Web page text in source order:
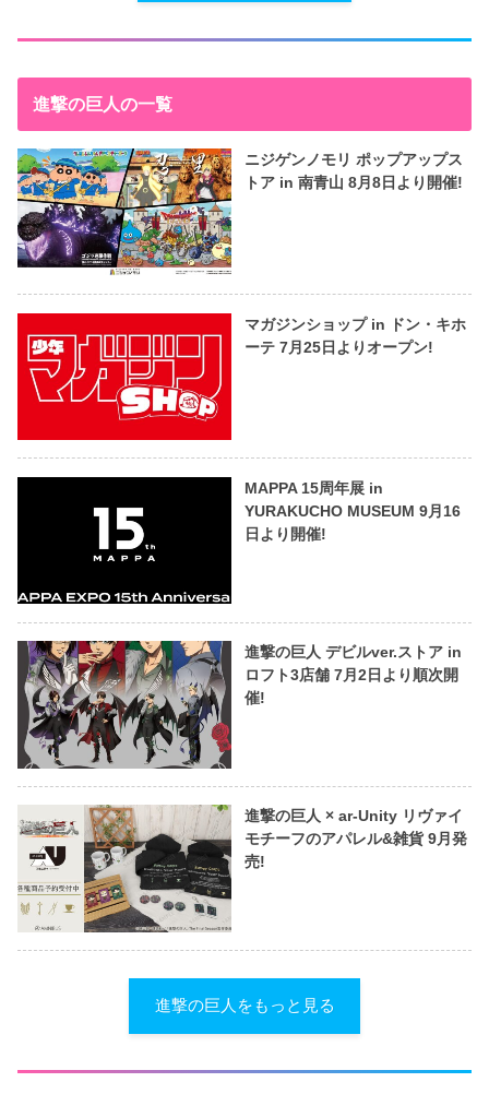
進撃の巨人の一覧
ニジゲンノモリ ポップアップス
トア in 南青山 8月8日より開催!
マガジンショップ in ドン・キホ
ーテ 7月25日よりオープン!
MAPPA 15周年展 in
YURAKUCHO MUSEUM 9月16
日より開催!
進撃の巨人 デビルver.ストア in
ロフト3店舗 7月2日より順次開
催!
進撃の巨人 × ar-Unity リヴァイ
モチーフのアパレル&雑貨 9月発
売!
進撃の巨人をもっと見る